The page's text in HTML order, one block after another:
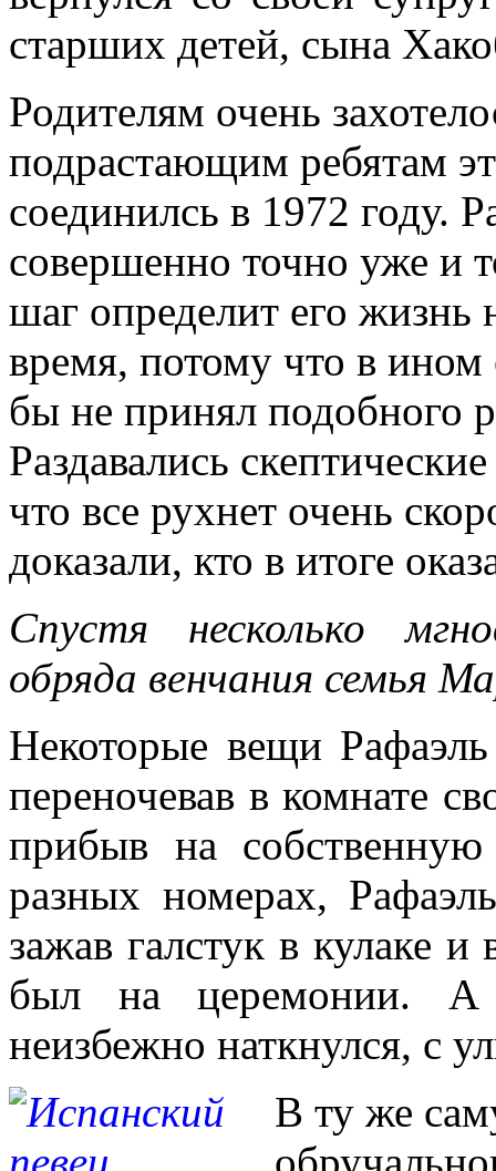
старших детей, сына
Родителям очень
подрастающим ребятам
соединилсь в 1972 году.
совершенно точно уже и
шаг определит его жизнь
время, потому что в ином
бы не принял подобного
Раздавались
что все рухнет очень
доказали, кто в итоге
Спустя несколько
обряда венчания семья
Некоторые вещи
переночевав в комнате
прибыв на
разных номерах,
зажав галстук в кулаке
был на церемонии. А
неизбежно наткнулся, с
В ту же